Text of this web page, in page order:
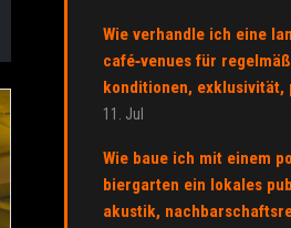
Wie verhandle ich eine
café‑venues für
konditionen, exklusivität,
11. Jul
Wie baue ich mit einem
biergarten ein lokales
akustik,